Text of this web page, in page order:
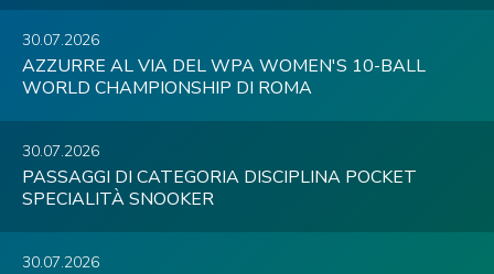
30.07.2026
AZZURRE AL VIA DEL WPA WOMEN'S 10-BALL
WORLD CHAMPIONSHIP DI ROMA
30.07.2026
PASSAGGI DI CATEGORIA DISCIPLINA POCKET
SPECIALITÀ SNOOKER
30.07.2026